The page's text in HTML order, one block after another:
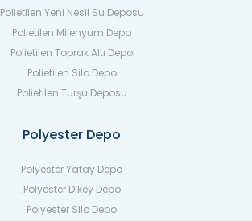
Polietilen Yeni Nesil Su Deposu
Polietilen Milenyum Depo
Polietilen Toprak Altı Depo
Polietilen Silo Depo
Polietilen Turşu Deposu
Polyester Depo
Polyester Yatay Depo
Polyester Dikey Depo
Polyester Silo Depo